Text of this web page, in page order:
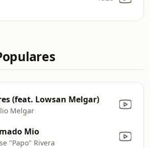
(feat. Lowsan Melgar)
Melgar
Mio
"Papo" Rivera